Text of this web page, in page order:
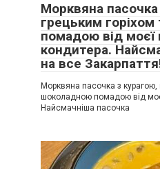
Морквяна
грецьким
помадою від моєї
кондитера.
на все
Морквяна пасочка з курагою,
шоколадною помадою від
Найсмачніша пасочка